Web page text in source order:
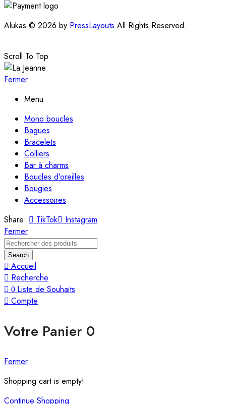
Alukas © 2026 by PressLayouts All Rights Reserved.
Scroll To Top
Fermer
Menu
Mono boucles
Bagues
Bracelets
Colliers
Bar à charms
Boucles d’oreilles
Bougies
Accessoires
Share:
TikTok
Instagram
Fermer
Search
Accueil
Recherche
0 Liste de Souhaits
Compte
Votre Panier 0
Fermer
Shopping cart is empty!
Continue Shopping